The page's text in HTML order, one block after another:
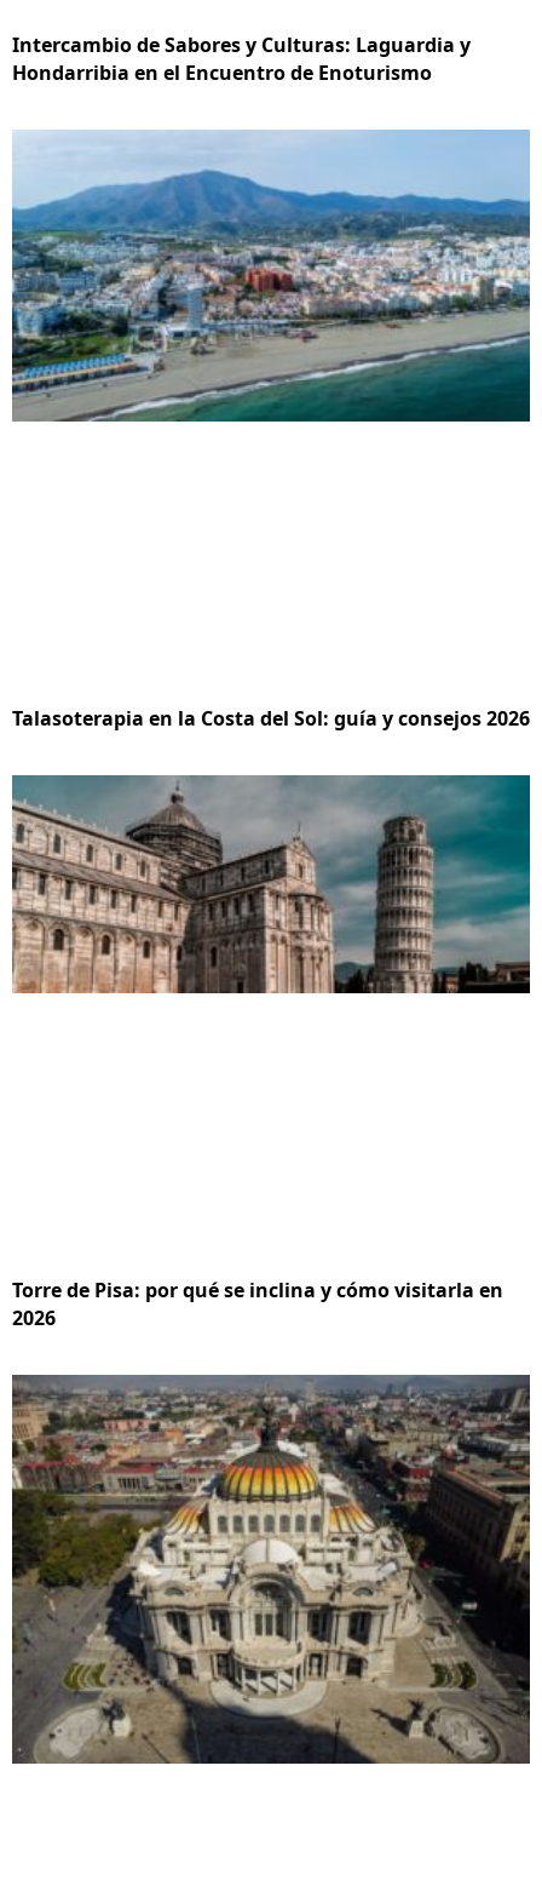
Intercambio de Sabores y Culturas: Laguardia y
Hondarribia en el Encuentro de Enoturismo
Talasoterapia en la Costa del Sol: guía y consejos 2026
Torre de Pisa: por qué se inclina y cómo visitarla en
2026